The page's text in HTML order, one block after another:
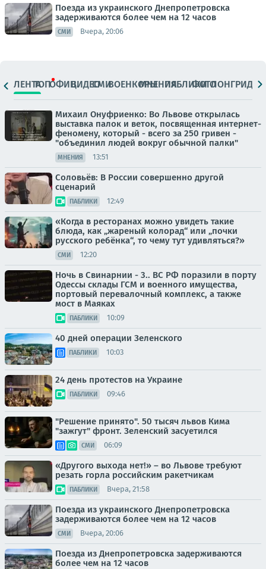
Поезда из украинского Днепропетровска
задерживаются более чем на 12 часов
СМИ Вчера, 20:06
ЛЕНТАТОПОФИЦ.ВИДЕОСМИВОЕНКОРЫМНЕНИЯПАБЛИКИ
ФОТОЛОНГРИДЫ
Михаил Онуфриенко: Во Львове открылась
выставка палок и веток, посвященная интернет-
феномену, который - всего за 250 гривен -
"объединил людей вокруг обычной палки"
МНЕНИЯ 13:51
Соловьёв: В России совершенно другой
сценарий
ПАБЛИКИ 12:49
«Когда в ресторанах можно увидеть такие
блюда, как „жареный колорад“ или „почки
русского ребёнка“, то чему тут удивляться?»
СМИ 12:20
Ночь в Свинарнии - 3.. ВС РФ поразили в порту
Одессы склады ГСМ и военного имущества,
портовый перевалочный комплекс, а также
мост в Маяках
ПАБЛИКИ 10:09
40 дней операции Зеленского
ПАБЛИКИ 10:03
24 день протестов на Украине
ПАБЛИКИ 09:46
"Решение принято". 50 тысяч львов Кима
"зажгут" фронт. Зеленский засуетился
СМИ 06:09
«Другого выхода нет!» – во Львове требуют
резать горла российским ракетчикам
ПАБЛИКИ Вчера, 21:58
Поезда из украинского Днепропетровска
задерживаются более чем на 12 часов
СМИ Вчера, 20:06
Поезда из Днепропетровска задерживаются
более чем на 12 часов